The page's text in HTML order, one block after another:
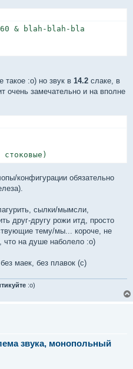
& blah-blah-bla
такое :о) но звук в 14.2 слаке, в
очень замечательно и на вполне
конфигурации обязательно
сылки/мымсли,
друг-другу рожи итд, просто
тему/мы... короче, не
что на душе наболело :о)
маек, без плавок (с)
:о)
звука, монопольный